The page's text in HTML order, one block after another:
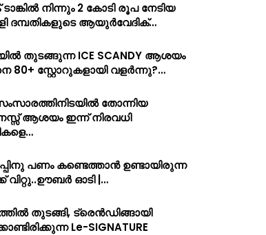
നിന്നും 2 കോടി രൂപ നേടിയ
ദമ്പതികളുടെ ആയുർവേദിക്…
തുടങ്ങുന്ന ICE SCANDY ആശയം
80+ സ്റ്റോറുകളായി വളർന്നു?…
തോന്നിയ
ആശയം ഇന്ന് നിരവധി
പണം കണ്ടെത്താൻ ഉണ്ടായിരുന്ന
ഓടി |…
തുടങ്ങി, ട്രെൻഡിങ്ങായി
Le-SIGNATURE